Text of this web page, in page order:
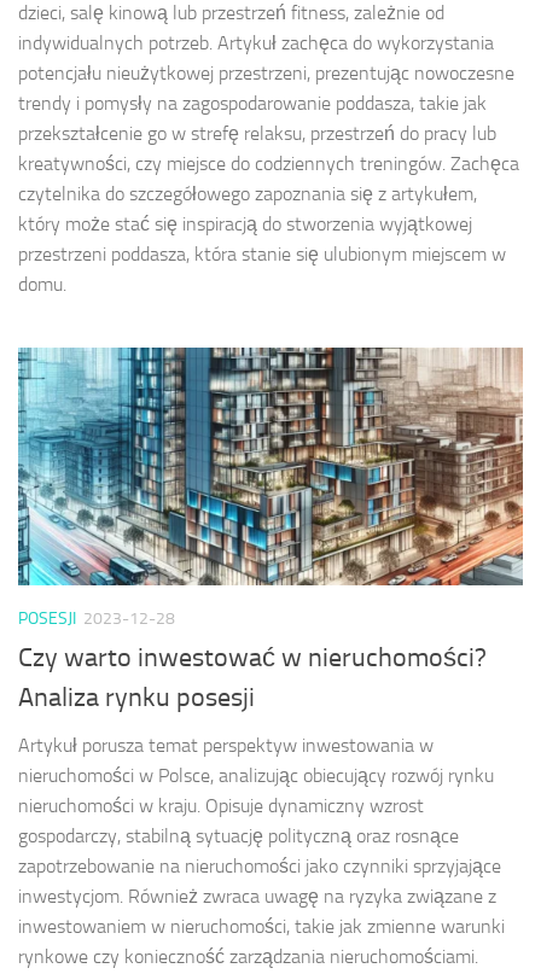
dzieci, salę kinową lub przestrzeń fitness, zależnie od
indywidualnych potrzeb. Artykuł zachęca do wykorzystania
potencjału nieużytkowej przestrzeni, prezentując nowoczesne
trendy i pomysły na zagospodarowanie poddasza, takie jak
przekształcenie go w strefę relaksu, przestrzeń do pracy lub
kreatywności, czy miejsce do codziennych treningów. Zachęca
czytelnika do szczegółowego zapoznania się z artykułem,
który może stać się inspiracją do stworzenia wyjątkowej
przestrzeni poddasza, która stanie się ulubionym miejscem w
domu.
POSESJI 2023-12-28
Czy warto inwestować w nieruchomości?
Analiza rynku posesji
Artykuł porusza temat perspektyw inwestowania w
nieruchomości w Polsce, analizując obiecujący rozwój rynku
nieruchomości w kraju. Opisuje dynamiczny wzrost
gospodarczy, stabilną sytuację polityczną oraz rosnące
zapotrzebowanie na nieruchomości jako czynniki sprzyjające
inwestycjom. Również zwraca uwagę na ryzyka związane z
inwestowaniem w nieruchomości, takie jak zmienne warunki
rynkowe czy konieczność zarządzania nieruchomościami.